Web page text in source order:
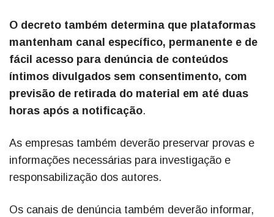
O decreto também determina que plataformas
mantenham canal específico, permanente e de
fácil acesso para denúncia de conteúdos
íntimos divulgados sem consentimento, com
previsão de retirada do material em até duas
horas após a notificação.
As empresas também deverão preservar provas e
informações necessárias para investigação e
responsabilização dos autores.
Os canais de denúncia também deverão informar,